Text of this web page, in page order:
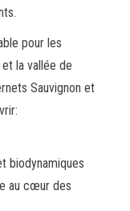
pour les
la vallée de
Sauvignon et
biodynamiques
au cœur des